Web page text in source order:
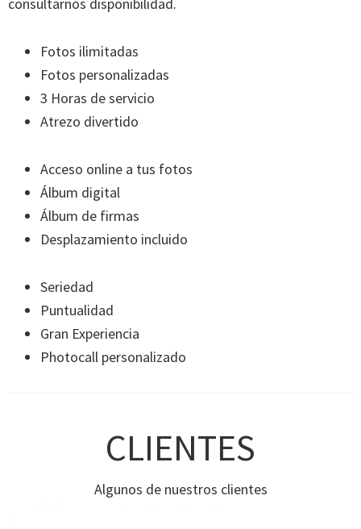
consultarnos disponibilidad.
Fotos ilimitadas
Fotos personalizadas
3 Horas de servicio
Atrezo divertido
Acceso online a tus fotos
Álbum digital
Álbum de firmas
Desplazamiento incluido
Seriedad
Puntualidad
Gran Experiencia
Photocall personalizado
CLIENTES
Algunos de nuestros clientes